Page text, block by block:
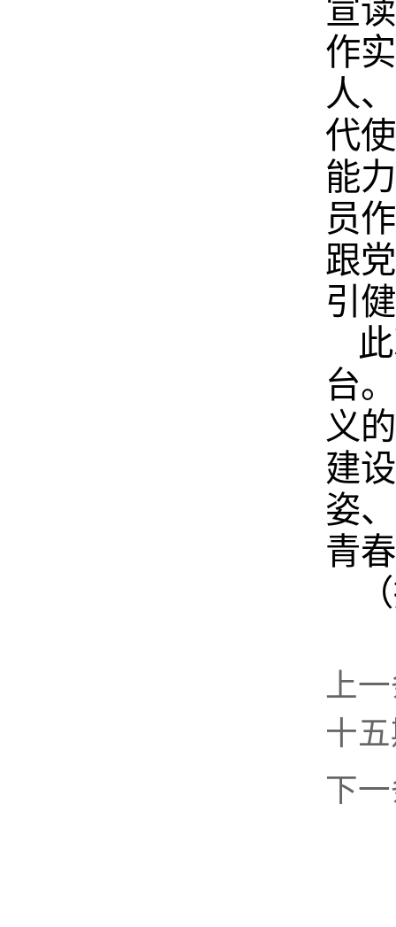
宣
作
人
代
能
员
跟
引
台
义
建
姿
青
上
十
下